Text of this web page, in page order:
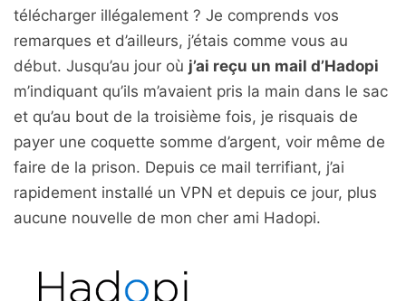
télécharger illégalement ? Je comprends vos
remarques et d’ailleurs, j’étais comme vous au
début. Jusqu’au jour où j’ai reçu un mail d’Hadopi
m’indiquant qu’ils m’avaient pris la main dans le sac
et qu’au bout de la troisième fois, je risquais de
payer une coquette somme d’argent, voir même de
faire de la prison. Depuis ce mail terrifiant, j’ai
rapidement installé un VPN et depuis ce jour, plus
aucune nouvelle de mon cher ami Hadopi.